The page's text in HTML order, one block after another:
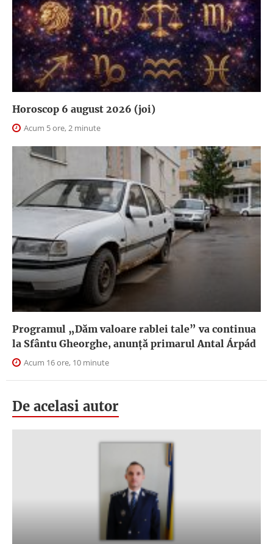
Horoscop 6 august 2026 (joi)
Acum 5 ore, 2 minute
Programul „Dăm valoare rablei tale” va continua
la Sfântu Gheorghe, anunţă primarul Antal Árpád
Acum 16 ore, 10 minute
De acelasi autor